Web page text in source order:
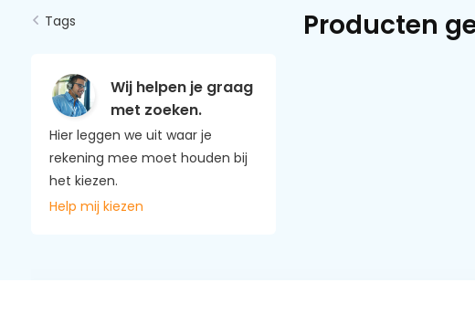
Tags
Wij helpen je graag
met zoeken.
Hier leggen we uit waar je
rekening mee moet houden bij
het kiezen.
Help mij kiezen
Producten